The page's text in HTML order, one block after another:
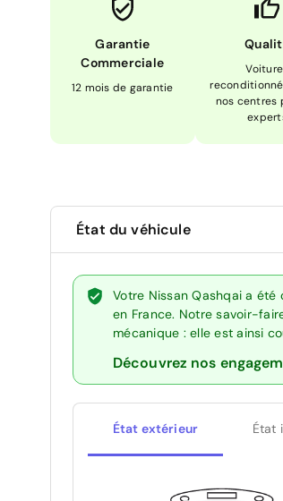
Garantie
Commerciale
12 mois de garantie
nos centres
État du véhicule
Votre Nissan Qashqai a
en France. Notre savoir-
mécanique : elle est ainsi
Découvrez nos
État extérieur État